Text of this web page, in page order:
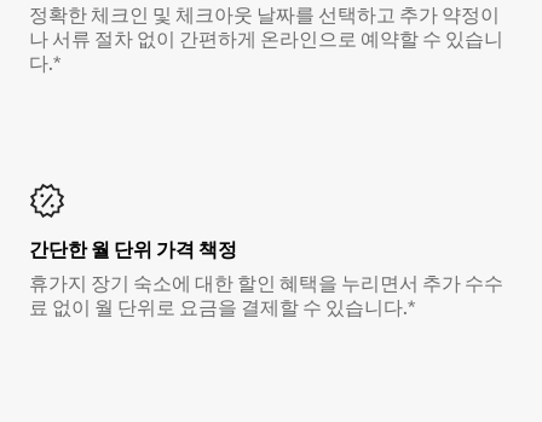
정확한 체크인 및 체크아웃 날짜를 선택하고 추가 약정이
나 서류 절차 없이 간편하게 온라인으로 예약할 수 있습니
다.*
간단한 월 단위 가격 책정
휴가지 장기 숙소에 대한 할인 혜택을 누리면서 추가 수수
료 없이 월 단위로 요금을 결제할 수 있습니다.*